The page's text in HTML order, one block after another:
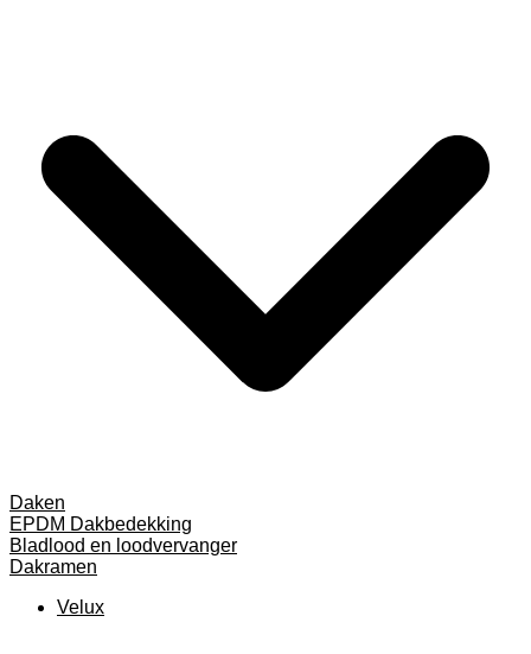
Daken
EPDM Dakbedekking
Bladlood en loodvervanger
Dakramen
Velux